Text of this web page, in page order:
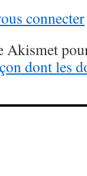
connecter
Akismet
dont les